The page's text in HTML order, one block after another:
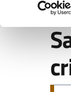
Home